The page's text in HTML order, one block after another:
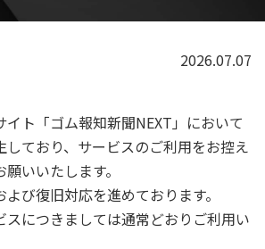
2026.07.07
ト「ゴム報知新聞NEXT」において
しており、サービスのご利用をお控え
いいたします。
び復旧対応を進めております。
スにつきましては通常どおりご利用い